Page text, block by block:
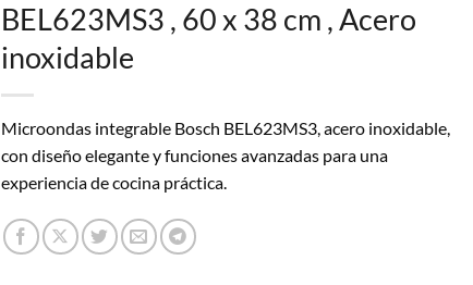
BEL623MS3 , 60 x 38 cm , Acero
inoxidable
Microondas integrable Bosch BEL623MS3, acero inoxidable,
con diseño elegante y funciones avanzadas para una
experiencia de cocina práctica.